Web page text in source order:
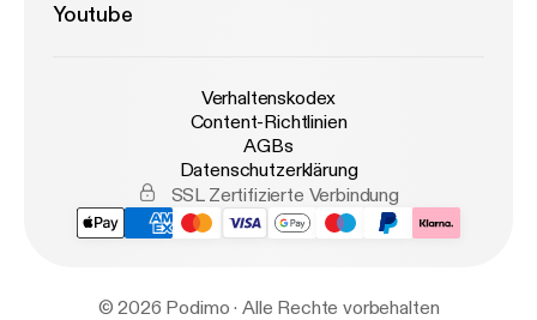
Youtube
Verhaltenskodex
Content-Richtlinien
AGBs
Datenschutzerklärung
SSL Zertifizierte Verbindung
© 2026 Podimo · Alle Rechte vorbehalten